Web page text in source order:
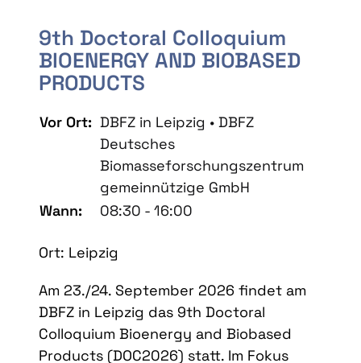
9th Doctoral Colloquium
BIOENERGY AND BIOBASED
PRODUCTS
Vor Ort: DBFZ in Leipzig • DBFZ
Deutsches
Biomasseforschungszentrum
gemeinnützige GmbH
Wann:
08:30 - 16:00
Ort: Leipzig
Am 23./24. September 2026 findet am
DBFZ in Leipzig das 9th Doctoral
Colloquium Bioenergy and Biobased
Products (DOC2026) statt. Im Fokus